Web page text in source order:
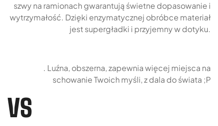
szwy na ramionach gwarantują świetne dopasowanie i
wytrzymałość. Dzięki enzymatycznej obróbce materiał
jest supergładki i przyjemny w dotyku.
. Luźna, obszerna, zapewnia więcej miejsca na
schowanie Twoich myśli, z dala do świata ;P
VS